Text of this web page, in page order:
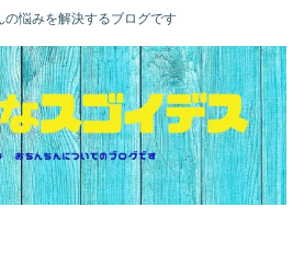
の悩みを解決するブログです